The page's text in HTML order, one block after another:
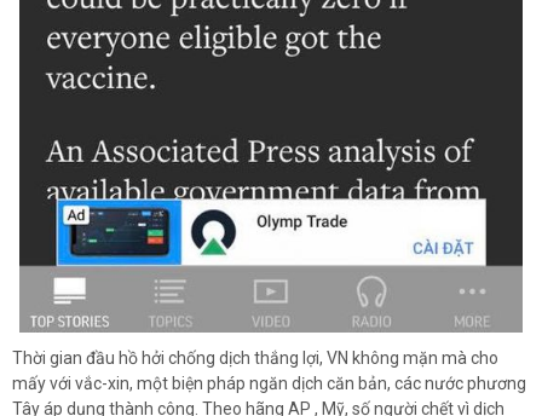
Thời gian đầu hồ hởi chống dịch thắng lợi, VN không mặn mà cho
mấy với vắc-xin, một biện pháp ngăn dịch căn bản, các nước phương
Tây áp dụng thành công. Theo hãng AP , Mỹ, số người chết vì dịch